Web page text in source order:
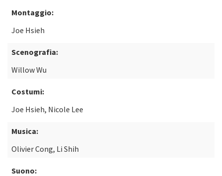
Montaggio:
Joe Hsieh
Scenografia:
Willow Wu
Costumi:
Joe Hsieh, Nicole Lee
Musica:
Olivier Cong, Li Shih
Suono: